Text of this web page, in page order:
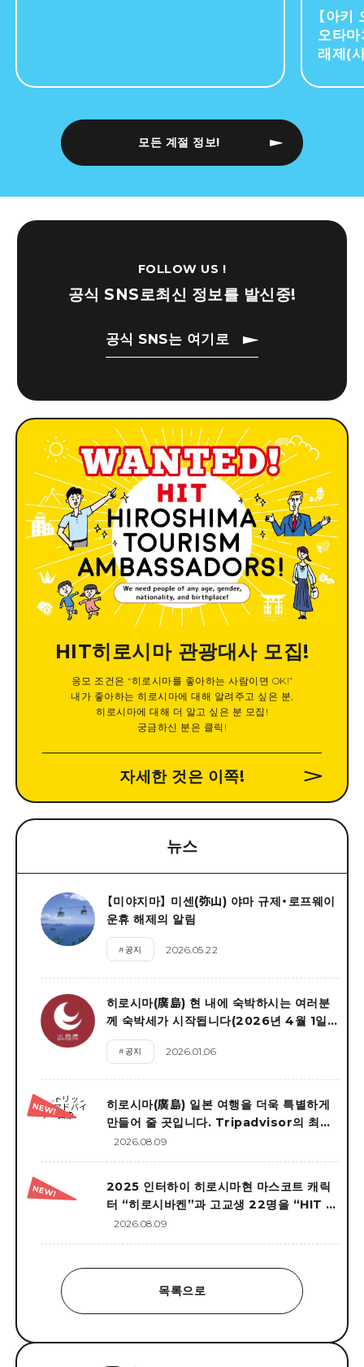
【아
오타
래제(
모든 계절 정보!
FOLLOW US !
공식 SNS로최신 정보를 발신중!
공식 SNS는 여기로
HIT히로시마 관광대사 모집!
응모 조건은 “히로시마를 좋아하는 사람이면 OK!”
내가 좋아하는 히로시마에 대해 알려주고 싶은 분,
히로시마에 대해 더 알고 싶은 분 모집!
궁금하신 분은 클릭!
자세한 것은 이쪽!
뉴스
【미야지마】 미센(弥山) 야마 규제・로프웨이
운휴 해제의 알림
#공지 2026.05.22
히로시마(廣島) 현 내에 숙박하시는 여러분
께 숙박세가 시작됩니다(2026년 4월 1일
~)
#공지 2026.01.06
히로시마(廣島) 일본 여행을 더욱 특별하게
만들어 줄 곳입니다. Tripadvisor의 최고
추천!
2026.08.09
2025 인터하이 히로시마현 마스코트 캐릭
터 “히로시바켄”과 고교생 22명을 “HIT 히
로시마 관광 대사”에 임명!
2026.08.09
목록으로